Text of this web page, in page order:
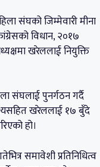
संघको जिम्मेवारी मीना
विधान, २०१७
खरेललाई नियुक्ति
संघलाई पुनर्गठन गर्दै
खरेललाई १७ बुँदे
हो।
समावेशी प्रतिनिधित्व